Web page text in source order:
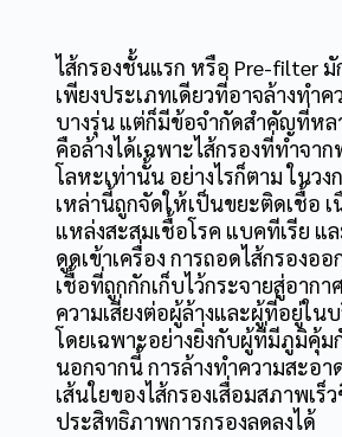
ไส้กรองชั้นแรก หรือ Pre-filter มั
เพียงประเภทเดียวที่อาจล้างทำ
บางรุ่น แต่ก็มีข้อจำกัดสำคัญที่หล
คือล้างได้เฉพาะไส้กรองที่ทำจา
โลหะเท่านั้นอย่างไรก็ตาม ในวง
เหล่านี้ถูกจัดให้เป็นขยะติดเชื้อ เ
แหล่งสะสมเชื้อโรค แบคทีเรีย แ
ดูดเข้าเครื่อง การถอดไส้กรองอ
เชื้อที่ถูกกักเก็บไว้กระจายสู่อากา
ความเสี่ยงต่อผู้ล้างและผู้ที่อยู่ในบ
โดยเฉพาะอย่างยิ่งกับผู้ที่มีภูมิคุ้
นอกจากนี้ การล้างทำความสะอ
เส้นใยของไส้กรองเสื่อมสภาพเร็
ประสิทธิภาพการกรองลดลงได้